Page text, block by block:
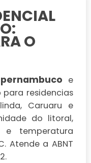
O
e
residencias
Caruaru e
do litoral,
temperatura
Atende a ABNT